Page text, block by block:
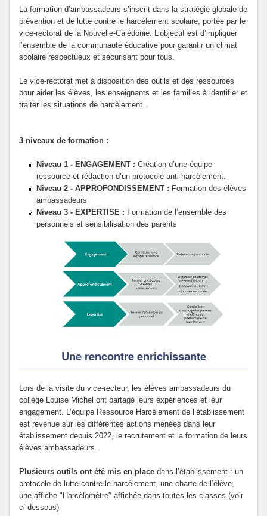
La formation d’ambassadeurs s’inscrit dans la stratégie globale de
prévention et de lutte contre le harcèlement scolaire, portée par le
vice-rectorat de la Nouvelle-Calédonie. L’objectif est d’impliquer
l’ensemble de la communauté éducative pour garantir un climat
scolaire respectueux et sécurisant pour tous.
Le vice-rectorat met à disposition des outils et des ressources
pour aider les élèves, les enseignants et les familles à identifier et
traiter les situations de harcèlement.
3 niveaux de formation :
Niveau 1 - ENGAGEMENT : Création d’une équipe
ressource et rédaction d’un protocole anti-harcèlement.
Niveau 2 - APPROFONDISSEMENT : Formation des élèves
ambassadeurs
Niveau 3 - EXPERTISE : Formation de l’ensemble des
personnels et sensibilisation des parents
Une rencontre enrichissante
Lors de la visite du vice-recteur, les élèves ambassadeurs du
collège Louise Michel ont partagé leurs expériences et leur
engagement. L’équipe Ressource Harcèlement de l’établissement
est revenue sur les différentes actions menées dans leur
établissement depuis 2022, le recrutement et la formation de leurs
élèves ambassadeurs.
Plusieurs outils ont été mis en place dans l’établissement : un
protocole de lutte contre le harcèlement, une charte de l’élève,
une affiche "Harcèlomètre" affichée dans toutes les classes (voir
ci-dessous)